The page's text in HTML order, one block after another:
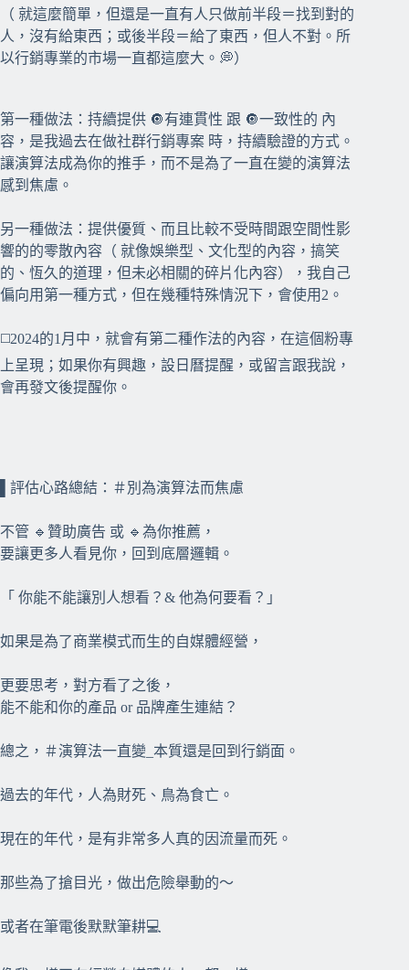
（ 就這麼簡單，但還是一直有人只做前半段＝找到對的
人，沒有給東西；或後半段＝給了東西，但人不對。所
以行銷專業的市場一直都這麼大。💭）
第一種做法：持續提供 🔘有連貫性 跟 🔘一致性的 內
容，是我過去在做社群行銷專案 時，持續驗證的方式。
讓演算法成為你的推手，而不是為了一直在變的演算法
感到焦慮。
另一種做法：提供優質、而且比較不受時間跟空間性影
響的的零散內容（ 就像娛樂型、文化型的內容，搞笑
的、恆久的道理，但未必相關的碎片化內容），我自己
偏向用第一種方式，但在幾種特殊情況下，會使用2。
◻️2024的1月中，就會有第二種作法的內容，在這個粉專
上呈現；如果你有興趣，設日曆提醒，或留言跟我說，
會再發文後提醒你。
▌評估心路總結：＃別為演算法而焦慮
不管 🔹贊助廣告 或 🔹為你推薦，
要讓更多人看見你，回到底層邏輯。
「 你能不能讓別人想看？& 他為何要看？」
如果是為了商業模式而生的自媒體經營，
更要思考，對方看了之後，
能不能和你的產品 or 品牌產生連結？
總之，＃演算法一直變_本質還是回到行銷面。
過去的年代，人為財死、鳥為食亡。
現在的年代，是有非常多人真的因流量而死。
那些為了搶目光，做出危險舉動的～
或者在筆電後默默筆耕💻